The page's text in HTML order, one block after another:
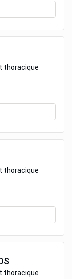
thoracique
thoracique
thoracique